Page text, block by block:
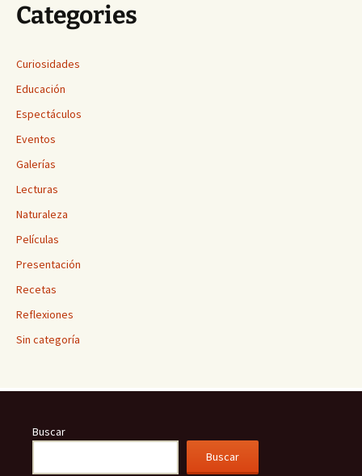
Categories
Curiosidades
Educación
Espectáculos
Eventos
Galerías
Lecturas
Naturaleza
Películas
Presentación
Recetas
Reflexiones
Sin categoría
Buscar
Buscar